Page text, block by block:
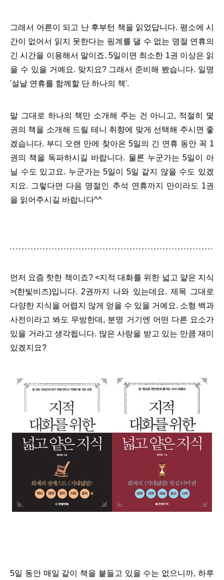
그래서 어른이 되고 난 후부턴 책을 읽었답니다. 평소에 시
간이 없어서 읽지 못한다는 핑계를 댈 수 없는 명절 연휴의
긴 시간을 이용해서 말이죠. 5일이면 최소한 1권 이상은 읽
을 수 있을 거예요. 맞지요? 그래서 준비해 봤습니다. 일명
'설날 연휴를 함께할 단 하나의 책'.
말 그대로 하나의 책만 소개해 주는 건 아니고, 적절히 몇
권의 책을 소개해 드릴 테니 취향에 맞게 선택해 주시면 좋
겠습니다. 부디 오랜 만에 찾아온 5일의 긴 연휴 동안 꼭 1
권의 책을 독파하시길 바랍니다. 물론 누군가는 5일이 아
닐 수도 있고요. 누군가는 5일이 5일 같지 않을 수도 있겠
지요. 그렇다면 다음 명절인 추석 연휴까지 만이라도 1권
을 읽어주시길 바랍니다^^
먼저 요즘 핫한 책이죠? <지적 대화를 위한 넓고 얕은 지식
>(한빛비즈)입니다. 2권까지 나와 있는데요. 제목 그대로
다양한 지식을 어렵지 않게 얻을 수 있을 거예요. 소형 백과
사전이라고 봐도 무방한데, 분명 거기엔 어떤 다른 요소가
있을 거라고 생각됩니다. 많은 사랑을 받고 있는 만큼 재미
있겠지요?
5일 동안 매일 같이 책을 붙들고 있을 수는 없으니까, 하루